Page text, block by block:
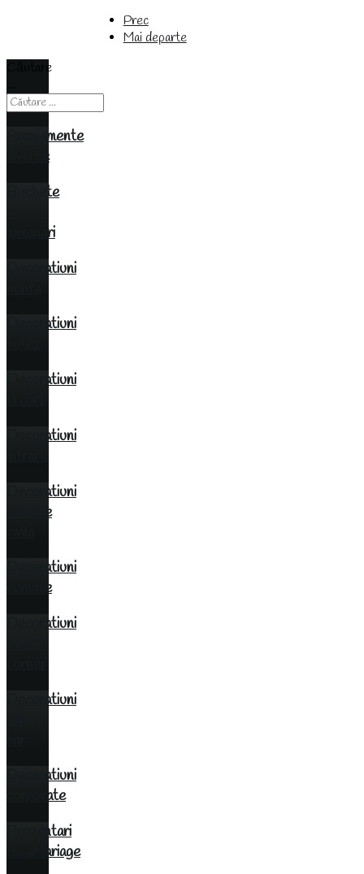
Prec
Mai departe
Căutare
Aranjamente
diverse
Buchete
lumanari
Decoratiuni
Decoratiuni
Decoratiuni
Decoratiuni
Decoratiuni
cununie
Decoratiuni
cununie
Decoratiuni
Decoratiuni
Decoratiuni
corporate
Prezentari
IssaMariage